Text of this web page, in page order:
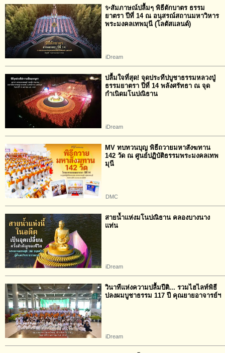
✨สัมภาษณ์ปลื้มๆ พิธีตักบาตร ธรรม
ยาตรา ปีที่ 14 ณ อนุสรณ์สถานมหาวิหาร
พระมงคลเทพมุนี (โลตัสแลนด์)
iDream
ปลื้มใจที่สุด! จุดประทีปบูชาธรรมหลวงปู่
ธรรมยาตรา ปีที่ 14 พลังศรัทธา ณ จุด
กำเนิดมโนปณิธาน
iDream
MV ทบทวนบุญ พิธีถวายมหาสังฆทาน
142 วัด ณ ศูนย์ปฏิบัติธรรมพระมงคลเทพ
มุนี
DMC
สายน้ำแห่งมโนปณิธาน คลองบางนาง
แท่น
iDream
วินาทีแห่งความปลื้มปีติ... รวมไฮไลท์พิธี
ปลงผมบูชาธรรม 117 ปี คุณยายอาจารย์ฯ
iDream